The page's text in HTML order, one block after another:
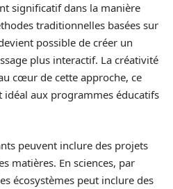
significatif dans la manière
traditionnelles basées sur
possible de créer un
plus interactif. La créativité
cœur de cette approche, ce
aux programmes éducatifs
peuvent inclure des projets
matières. En sciences, par
écosystèmes peut inclure des